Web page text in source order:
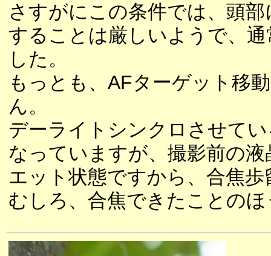
さすがにこの条件では、頭
することは厳しいようで、
した。
もっとも、AFターゲット移
ん。
デーライトシンクロさせて
なっていますが、撮影前の
エット状態ですから、合焦
むしろ、合焦できたことの